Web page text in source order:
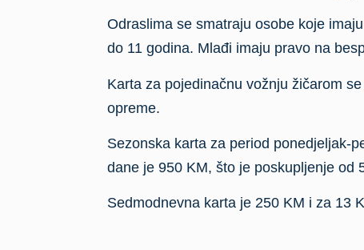
Odraslima se smatraju osobe koje
do 11 godina. Mlađi imaju pravo na
Karta za pojedinačnu vožnju žičarom
opreme.
Sezonska karta za period ponedjeljak-
dane je 950 KM, što je poskupljenje od
Sedmodnevna karta je 250 KM i za 13